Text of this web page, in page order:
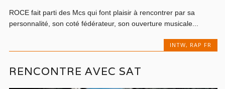
ROCE fait parti des Mcs qui font plaisir à rencontrer par sa
personnalité, son coté fédérateur, son ouverture musicale...
INTW, RAP FR
RENCONTRE AVEC SAT